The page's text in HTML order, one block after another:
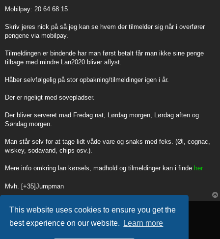
This website uses cookies to ensure you get the
best experience on our website.
Learn more
Mobilpay: 20 64 68 15
Skriv jeres nick på så jeg kan se hvem der tilmelder sig når i overfører
pengene via mobilpay.
Tilmeldingen er bindende har man først betalt får man ikke sine penge
tilbage med mindre Lan2020 bliver aflyst.
Håber selvfølgelig på stor opbakning/tilmeldinger igen i år.
Der er rigeligt med sovepladser.
Der bliver serveret mad Fredag nat, Lørdag morgen, Lørdag aften og
Søndag morgen.
Man står selv for at tage lidt våde vare og snaks med feks. (Øl, cognac,
wiskey, sodavand, chips osv.).
Mere info omkring lan kørsels, madhold og tilmeldinger kan i finde her
Mvh. [+35]Jumpman
Post Reply